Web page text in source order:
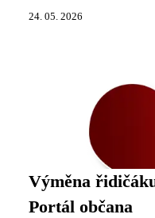
24. 05. 2026
Výměna
Portál občana